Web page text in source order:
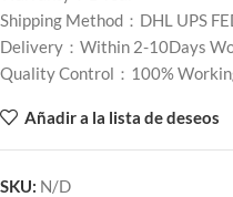
Shipping Method：DHL UPS
Delivery：Within 2-10Days
Quality Control：100%
Añadir a la lista de deseos
SKU: N/D